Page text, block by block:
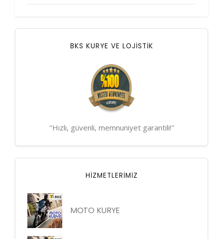
BKS KURYE VE LOJİSTİK
"Hızlı, güvenli, memnuniyet garantili!"
HIZMETLERIMIZ
MOTO KURYE